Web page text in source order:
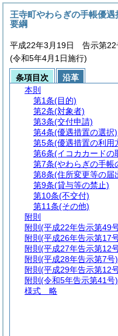
王寺町やわらぎの手帳優遇
要綱
平成22年3月19日 告示第22
(令和5年4月1日施行)
条項目次
沿革
本則
第1条(目的)
第2条(対象者)
第3条(交付申請)
第4条(優遇措置の選択)
第5条(優遇措置の利用
第6条(イコカカードの
第7条(やわらぎの手帳
第8条(住所変更等の届
第9条(貸与等の禁止)
第10条(不交付)
第11条(その他)
附則
附則 (平成22年告示第49
附則 (平成26年告示第17
附則 (平成27年告示第12
附則 (平成28年告示第7号)
附則 (平成29年告示第12
附則 (令和5年告示第41号)
様式 略